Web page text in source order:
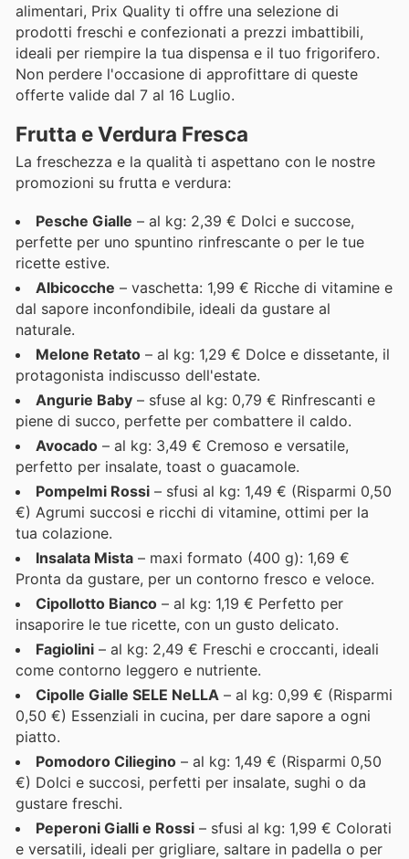
alimentari, Prix Quality ti offre una selezione di
prodotti freschi e confezionati a prezzi imbattibili,
ideali per riempire la tua dispensa e il tuo frigorifero.
Non perdere l'occasione di approfittare di queste
offerte valide dal 7 al 16 Luglio.
Frutta e Verdura Fresca
La freschezza e la qualità ti aspettano con le nostre
promozioni su frutta e verdura:
Pesche Gialle – al kg: 2,39 € Dolci e succose,
perfette per uno spuntino rinfrescante o per le tue
ricette estive.
Albicocche – vaschetta: 1,99 € Ricche di vitamine e
dal sapore inconfondibile, ideali da gustare al
naturale.
Melone Retato – al kg: 1,29 € Dolce e dissetante, il
protagonista indiscusso dell'estate.
Angurie Baby – sfuse al kg: 0,79 € Rinfrescanti e
piene di succo, perfette per combattere il caldo.
Avocado – al kg: 3,49 € Cremoso e versatile,
perfetto per insalate, toast o guacamole.
Pompelmi Rossi – sfusi al kg: 1,49 € (Risparmi 0,50
€) Agrumi succosi e ricchi di vitamine, ottimi per la
tua colazione.
Insalata Mista – maxi formato (400 g): 1,69 €
Pronta da gustare, per un contorno fresco e veloce.
Cipollotto Bianco – al kg: 1,19 € Perfetto per
insaporire le tue ricette, con un gusto delicato.
Fagiolini – al kg: 2,49 € Freschi e croccanti, ideali
come contorno leggero e nutriente.
Cipolle Gialle SELE NeLLA – al kg: 0,99 € (Risparmi
0,50 €) Essenziali in cucina, per dare sapore a ogni
piatto.
Pomodoro Ciliegino – al kg: 1,49 € (Risparmi 0,50
€) Dolci e succosi, perfetti per insalate, sughi o da
gustare freschi.
Peperoni Gialli e Rossi – sfusi al kg: 1,99 € Colorati
e versatili, ideali per grigliare, saltare in padella o per